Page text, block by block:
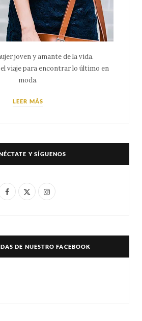
joven y amante de la vida.
viaje para encontrar lo último en
moda.
LEER MÁS
Y SÍGUENOS
F
e
X
w
I
t
DE NUESTRO FACEBOOK